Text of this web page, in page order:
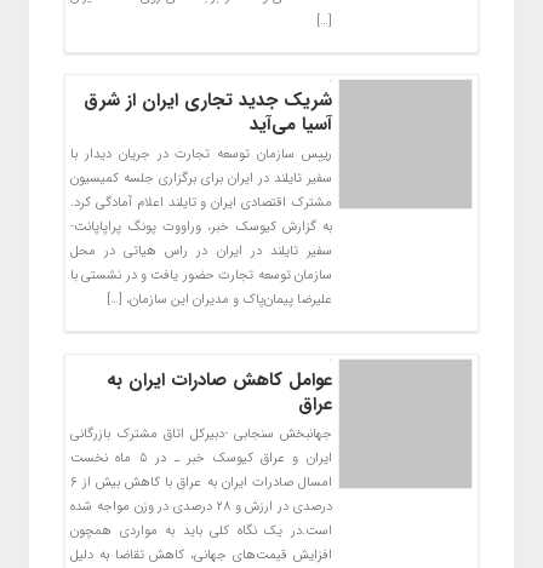
[…]
شریک جدید تجاری ایران از شرق
آسیا می‌آید
رییس سازمان توسعه تجارت در جریان دیدار با
سفیر تایلند در ایران برای برگزاری جلسه کمیسیون
مشترک اقتصادی ایران و تایلند اعلام آمادگی کرد.
به گزارش کیوسک خبر، وراووت پونگ پراپاپانت-
سفیر تایلند در ایران در راس هیاتی در محل
سازمان توسعه تجارت حضور یافت و در نشستی با
علیرضا پیمان‌پاک و مدیران این سازمان، […]
عوامل کاهش صادرات ایران به
عراق
جهانبخش سنجابی -دبیرکل اتاق مشترک بازرگانی
ایران و عراق کیوسک خبر ـ در ۵ ماه نخست
امسال صادرات ایران به عراق با کاهش بیش از ۶
درصدی در ارزش و ۲۸ درصدی در وزن مواجه شده
است.در یک نگاه کلی باید به مواردی همچون
افزایش قیمت‌های جهانی، کاهش تقاضا به دلیل